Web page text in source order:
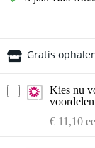
Gratis
Kies nu
voordelen
€ 11,10